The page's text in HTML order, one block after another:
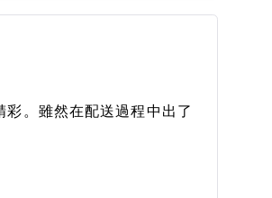
。雖然在配送過程中出了